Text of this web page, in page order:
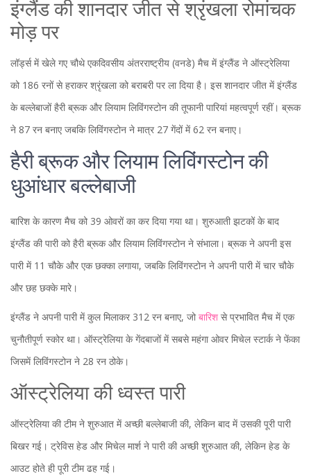
इंग्लैंड की शानदार जीत से श्रृंखला रोमांचक
मोड़ पर
लॉर्ड्स में खेले गए चौथे एकदिवसीय अंतरराष्ट्रीय (वनडे) मैच में इंग्लैंड ने ऑस्ट्रेलिया
को 186 रनों से हराकर श्रृंखला को बराबरी पर ला दिया है। इस शानदार जीत में इंग्लैंड
के बल्लेबाजों हैरी ब्रूक और लियाम लिविंगस्टोन की तूफानी पारियां महत्वपूर्ण रहीं। ब्रूक
ने 87 रन बनाए जबकि लिविंगस्टोन ने मात्र 27 गेंदों में 62 रन बनाए।
हैरी ब्रूक और लियाम लिविंगस्टोन की
धुआंधार बल्लेबाजी
बारिश के कारण मैच को 39 ओवरों का कर दिया गया था। शुरुआती झटकों के बाद
इंग्लैंड की पारी को हैरी ब्रूक और लियाम लिविंगस्टोन ने संभाला। ब्रूक ने अपनी इस
पारी में 11 चौके और एक छक्का लगाया, जबकि लिविंगस्टोन ने अपनी पारी में चार चौके
और छह छक्के मारे।
इंग्लैंड ने अपनी पारी में कुल मिलाकर 312 रन बनाए, जोबारिश से प्रभावित मैच में एक
चुनौतीपूर्ण स्कोर था। ऑस्ट्रेलिया के गेंदबाजों में सबसे महंगा ओवर मिचेल स्टार्क ने फेंका
जिसमें लिविंगस्टोन ने 28 रन ठोके।
ऑस्ट्रेलिया की ध्वस्त पारी
ऑस्ट्रेलिया की टीम ने शुरुआत में अच्छी बल्लेबाजी की, लेकिन बाद में उसकी पूरी पारी
बिखर गई। ट्रेविस हेड और मिचेल मार्श ने पारी की अच्छी शुरुआत की, लेकिन हेड के
आउट होते ही पूरी टीम ढह गई।